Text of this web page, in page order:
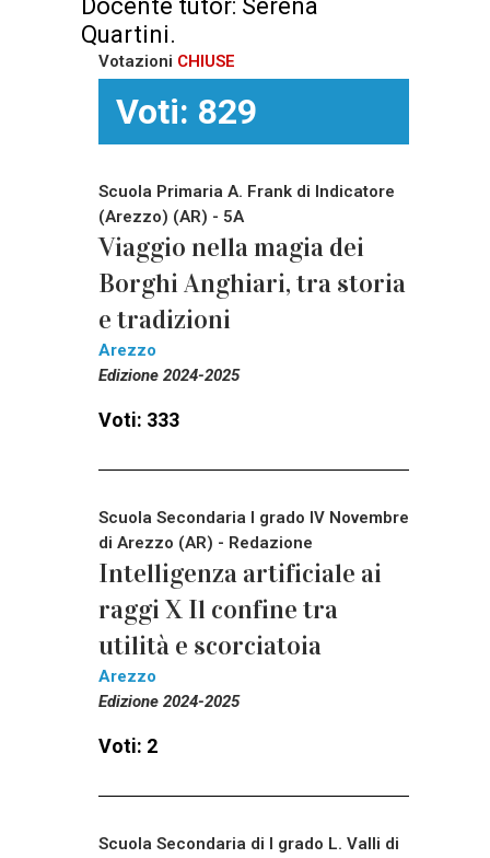
Docente tutor: Serena
Quartini.
Votazioni CHIUSE
Voti: 829
Scuola Primaria A. Frank di Indicatore
(Arezzo) (AR) - 5A
Viaggio nella magia dei
Borghi Anghiari, tra storia
e tradizioni
Arezzo
Edizione 2024-2025
Voti: 333
Scuola Secondaria I grado IV Novembre
di Arezzo (AR) - Redazione
Intelligenza artificiale ai
raggi X Il confine tra
utilità e scorciatoia
Arezzo
Edizione 2024-2025
Voti: 2
Scuola Secondaria di I grado L. Valli di